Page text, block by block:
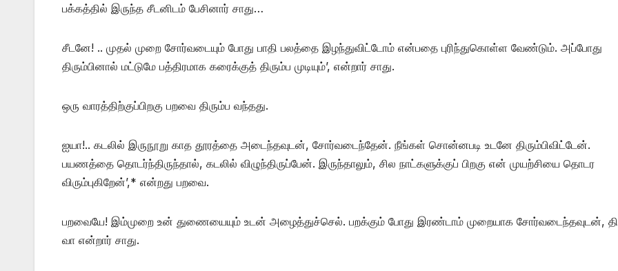
பக்கத்தில் இருந்த சீடனிடம் பேசினார் சாது…
சீடனே! .. முதல் முறை சோர்வடையும் போது பாதி பலத்தை இழந்துவிட்டோம் என்பதை புரிந்துகொள்ள வேண்டும். அப்போது
திரும்பினால் மட்டுமே பத்திரமாக கரைக்குத் திரும்ப முடியும்’, என்றார் சாது.
ஒரு வாரத்திற்குப்பிறகு பறவை திரும்ப வந்தது.
ஐயா!.. கடலில் இருநூறு காத தூரத்தை அடைந்தவுடன், சோர்வடைந்தேன். நீங்கள் சொன்னபடி உடனே திரும்பிவிட்டேன்.
பயணத்தை தொடர்ந்திருந்தால், கடலில் விழுந்திருப்பேன். இருந்தாலும், சில நாட்களுக்குப் பிறகு என் முயற்சியை தொடர
விரும்புகிறேன்’,* என்றது பறவை.
பறவையே! இம்முறை உன் துணையையும் உடன் அழைத்துச்செல். பறக்கும் போது இரண்டாம் முறையாக சோர்வடைந்தவுடன்,
வா என்றார் சாது.